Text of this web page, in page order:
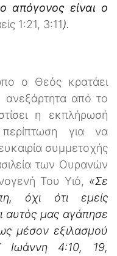
ο απόγονος είναι ο
1:21, 3:11).
ο Θεός κρατάει
ανεξάρτητα από το
η εκπλήρωσή
για να
συμμετοχής
των Ουρανών
Του Υιό, «Σε
όχι ότι εμείς
αυτός μας αγάπησε
μέσον εξιλασμού
Ιωάννη 4:10, 19,